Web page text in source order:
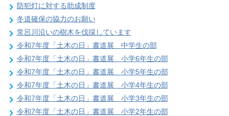
防犯灯に対する助成制度
冬道確保の協力のお願い
常呂川沿いの樹木を伐採しています
令和7年度「土木の日」書道展 中学生の部
令和7年度「土木の日」書道展 小学6年生の部
令和7年度「土木の日」書道展 小学5年生の部
令和7年度「土木の日」書道展 小学4年生の部
令和7年度「土木の日」書道展 小学3年生の部
令和7年度「土木の日」書道展 小学2年生の部